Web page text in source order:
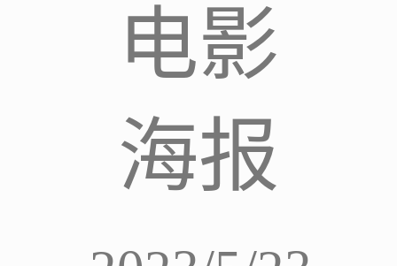
电影
海报